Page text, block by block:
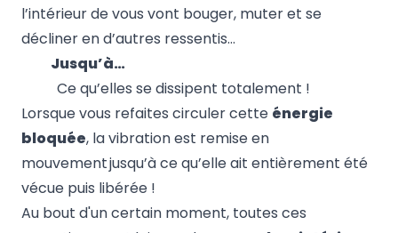
l’intérieur de vous vont bouger, muter et se
décliner en d’autres ressentis…
Jusqu’à…
Ce qu’elles se dissipent totalement !
Lorsque vous refaites circuler cette énergie
bloquée, la vibration est remise en
mouvement jusqu’à ce qu’elle ait entièrement été
vécue puis libérée !
Au bout d'un certain moment, toutes ces